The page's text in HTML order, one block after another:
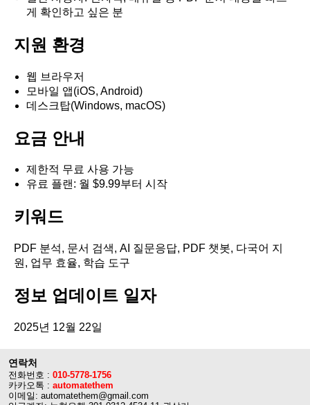
게 확인하고 싶은 분
지원 환경
웹 브라우저
모바일 앱(iOS, Android)
데스크탑(Windows, macOS)
요금 안내
제한적 무료 사용 가능
유료 플랜: 월 $9.99부터 시작
키워드
PDF 분석, 문서 검색, AI 질문응답, PDF 챗봇, 다국어 지
원, 업무 효율, 학습 도구
정보 업데이트 일자
2025년 12월 22일
연락처
전화번호 : 010-5778-1756
카카오톡 : automatethem
이메일: automatethem@gmail.com